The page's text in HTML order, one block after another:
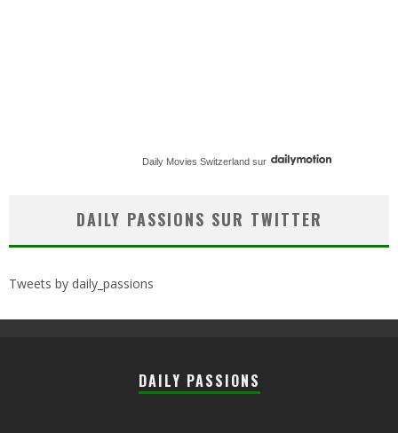
Daily Movies Switzerland sur
DAILY PASSIONS SUR TWITTER
Tweets by daily_passions
DAILY PASSIONS